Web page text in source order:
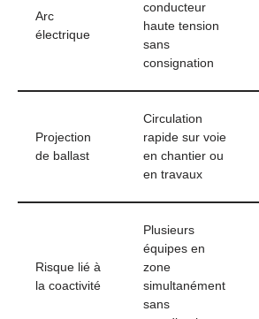
Arc
électrique
conducteur
haute tension
sans
consignation
Projection
de ballast
Circulation
rapide sur voie
en chantier ou
en travaux
Risque lié à
la coactivité
Plusieurs
équipes en
zone
simultanément
sans